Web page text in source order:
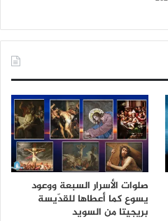
صلوات الأسرار السبعة ووعود
يسوع كما أعطاها للقدّيسة
بريجيتا من السويد